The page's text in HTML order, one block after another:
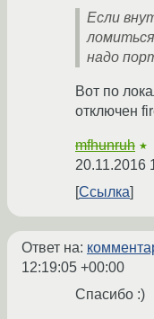
Если
надо
Вот по
отключен
mfhunruh ★
20.11.2016
Ссылка
Ответ на:
12:19:05 +00:00
Спасибо :)